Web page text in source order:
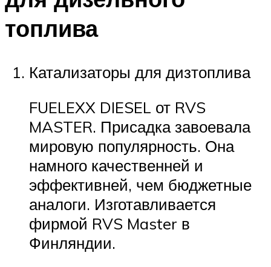
топлива
Катализаторы для дизтоплива
FUELEXX DIESEL от RVS
MASTER. Присадка завоевала
мировую популярность. Она
намного качественней и
эффективней, чем бюджетные
аналоги. Изготавливается
фирмой RVS Master в
Финляндии.